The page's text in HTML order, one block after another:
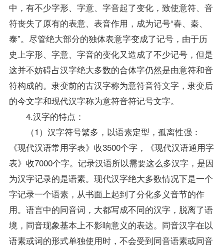
中，有不少字形、字意、字音起了变化，致使意符、音
符丧失了原有的表意、表音作用，成为记号“春、秦、
泰”。尽管绝大部分的独体表意字变成了记号，由于历
史上字形、字意、字音的变化又造成了不少记号，但是
这并不妨碍占汉字绝大多数的合体字仍然是由意符和音
符构成的。隶变前的古汉字称为意符音符文字，隶变后
的今文字和现代汉字称为意符音符记号文字。
4.汉字的特点：
（1）汉字符号繁多，以语素定型，孤离性强：
《现代汉语常用字表》收3500个字，《现代汉语通用字
表》收7000个字。记录汉语所以需要这么多汉字，是因
为汉字记录的是语素。现代汉字绝大多数情况下是一个
字记录一个语素，从书面上起到了分化多义音节的作
用。语言中的同音词，大都写成不同的汉字，脱离了语
境，同音现象基本上不影响意义的表达。同音汉字在以
语素或词的形式单独使用时，不会受到同音语素或同音